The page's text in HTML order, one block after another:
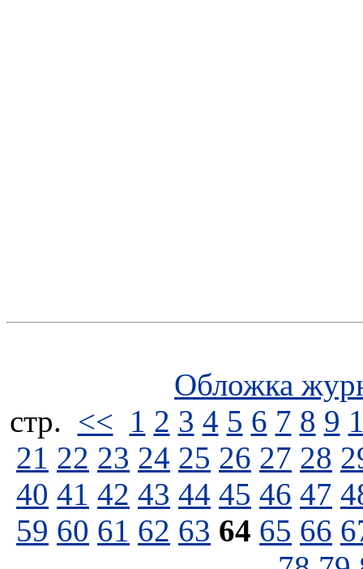
Обложка
стp. << 1 2 3 4 5 6 7 8 9
21 22 23 24 25 26 27 28
40 41 42 43 44 45 46 47
59 60 61 62 63 64 65 66